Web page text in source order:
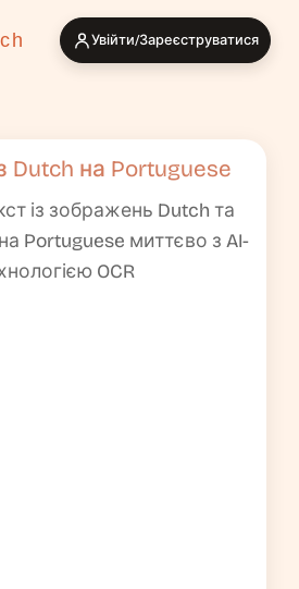
Увійти/Зареєструватися
Dutch на Portuguese
із зображень Dutch та
Portuguese миттєво з AI-
OCR